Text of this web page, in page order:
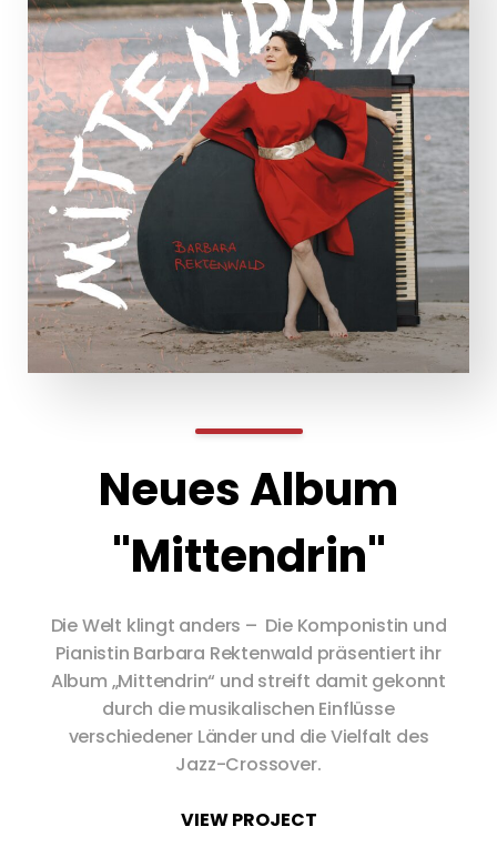
Neues Album
"Mittendrin"
Die Welt klingt anders – ​ Die Komponistin und
Pianistin Barbara Rektenwald präsentiert ihr
Album „Mittendrin“ und streift damit gekonnt
durch die musikalischen Einflüsse
verschiedener Länder und die Vielfalt des
Jazz-Crossover.
VIEW PROJECT